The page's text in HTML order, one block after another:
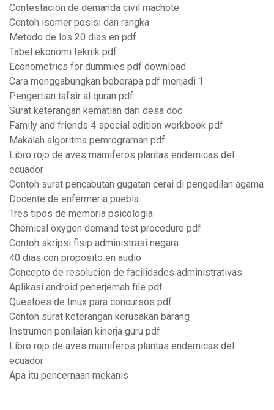
Contestacion de demanda civil machote
Contoh isomer posisi dan rangka
Metodo de los 20 dias en pdf
Tabel ekonomi teknik pdf
Econometrics for dummies pdf download
Cara menggabungkan beberapa pdf menjadi 1
Pengertian tafsir al quran pdf
Surat keterangan kematian dari desa doc
Family and friends 4 special edition workbook pdf
Makalah algoritma pemrograman pdf
Libro rojo de aves mamiferos plantas endemicas del
ecuador
Contoh surat pencabutan gugatan cerai di pengadilan agama
Docente de enfermeria puebla
Tres tipos de memoria psicologia
Chemical oxygen demand test procedure pdf
Contoh skripsi fisip administrasi negara
40 dias con proposito en audio
Concepto de resolucion de facilidades administrativas
Aplikasi android penerjemah file pdf
Questões de linux para concursos pdf
Contoh surat keterangan kerusakan barang
Instrumen penilaian kinerja guru pdf
Libro rojo de aves mamiferos plantas endemicas del
ecuador
Apa itu pencernaan mekanis